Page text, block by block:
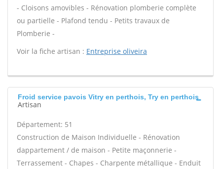
- Cloisons amovibles - Rénovation plomberie complète
ou partielle - Plafond tendu - Petits travaux de
Plomberie -
Voir la fiche artisan : Entreprise oliveira
Froid service pavois Vitry en perthois, Try en perthois
Artisan
Département: 51
Construction de Maison Individuelle - Rénovation
dappartement / de maison - Petite maçonnerie -
Terrassement - Chapes - Charpente métallique - Enduit